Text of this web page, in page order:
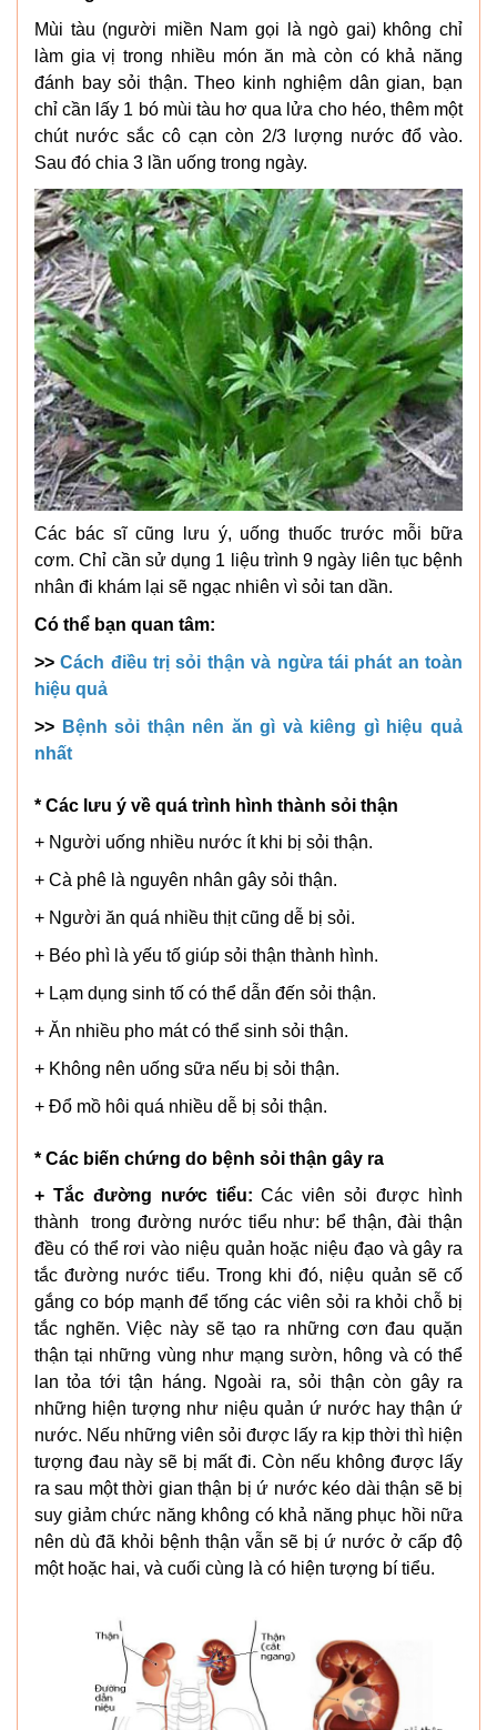
Mùi tàu (người miền Nam gọi là ngò gai) không chỉ
làm gia vị trong nhiều món ăn mà còn có khả năng
đánh bay sỏi thận. Theo kinh nghiệm dân gian, bạn
chỉ cần lấy 1 bó mùi tàu hơ qua lửa cho héo, thêm một
chút nước sắc cô cạn còn 2/3 lượng nước đổ vào.
Sau đó chia 3 lần uống trong ngày.
Các bác sĩ cũng lưu ý, uống thuốc trước mỗi bữa
cơm. Chỉ cần sử dụng 1 liệu trình 9 ngày liên tục bệnh
nhân đi khám lại sẽ ngạc nhiên vì sỏi tan dần.
Có thể bạn quan tâm:
>>Cách điều trị sỏi thận và ngừa tái phát an toàn
hiệu quả
>> Bệnh sỏi thận nên ăn gì và kiêng gì hiệu quả
nhất
* Các lưu ý về quá trình hình thành sỏi thận
+ Người uống nhiều nước ít khi bị sỏi thận.
+ Cà phê là nguyên nhân gây sỏi thận.
+ Người ăn quá nhiều thịt cũng dễ bị sỏi.
+ Béo phì là yếu tố giúp sỏi thận thành hình.
+ Lạm dụng sinh tố có thể dẫn đến sỏi thận.
+ Ăn nhiều pho mát có thể sinh sỏi thận.
+ Không nên uống sữa nếu bị sỏi thận.
+ Đổ mồ hôi quá nhiều dễ bị sỏi thận.
* Các biến chứng do bệnh sỏi thận gây ra
+ Tắc đường nước tiểu:Các viên sỏi được hình
thành trong đường nước tiểu như: bể thận, đài thận
đều có thể rơi vào niệu quản hoặc niệu đạo và gây ra
tắc đường nước tiểu. Trong khi đó, niệu quản sẽ cố
gắng co bóp mạnh để tống các viên sỏi ra khỏi chỗ bị
tắc nghẽn. Việc này sẽ tạo ra những cơn đau quặn
thận tại những vùng như mạng sườn, hông và có thể
lan tỏa tới tận háng. Ngoài ra, sỏi thận còn gây ra
những hiện tượng như niệu quản ứ nước hay thận ứ
nước. Nếu những viên sỏi được lấy ra kịp thời thì hiện
tượng đau này sẽ bị mất đi. Còn nếu không được lấy
ra sau một thời gian thận bị ứ nước kéo dài thận sẽ bị
suy giảm chức năng không có khả năng phục hồi nữa
nên dù đã khỏi bệnh thận vẫn sẽ bị ứ nước ở cấp độ
một hoặc hai, và cuối cùng là có hiện tượng bí tiểu.